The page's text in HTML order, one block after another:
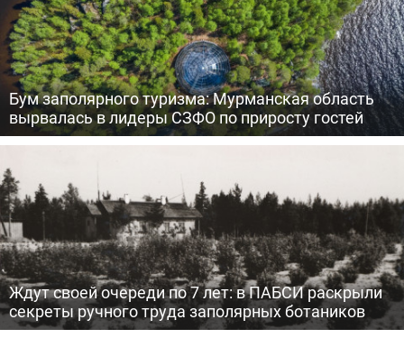
Бум заполярного туризма: Мурманская область
вырвалась в лидеры СЗФО по приросту гостей
Ждут своей очереди по 7 лет: в ПАБСИ раскрыли
секреты ручного труда заполярных ботаников